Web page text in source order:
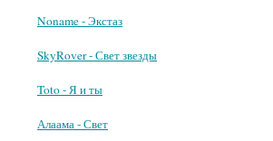
Noname - Экстаз
SkyRover - Свет звезды
Toto - Я и ты
Алаама - Свет